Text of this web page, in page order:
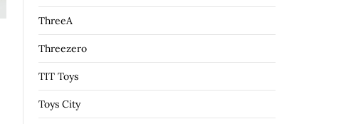
ThreeA
Threezero
TIT Toys
Toys City